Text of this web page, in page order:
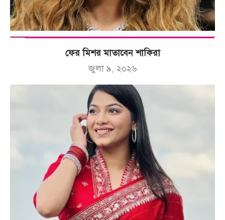
ফের মিশর মাতাবেন শাকিরা
জুলা ৯, ২০২৬